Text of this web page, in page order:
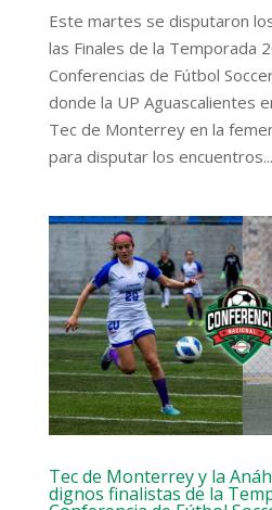
Este martes se disputaron
las Finales de la Temporada
Conferencias de Fútbol
donde la UP Aguascalientes
Tec de Monterrey en la
para disputar los encuentros...
Tec de Monterrey y la
dignos finalistas de la